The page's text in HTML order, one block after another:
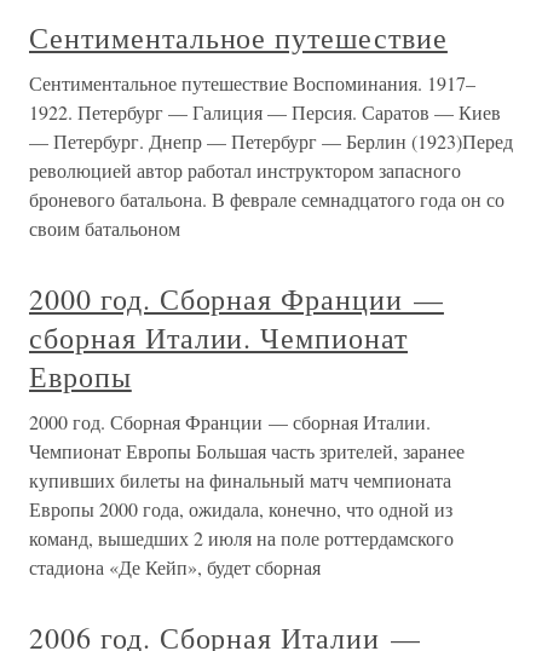
Сентиментальное путешествие
Сентиментальное путешествие Воспоминания. 1917–
1922. Петербург — Галиция — Персия. Саратов — Киев
— Петербург. Днепр — Петербург — Берлин (1923)Перед
революцией автор работал инструктором запасного
броневого батальона. В феврале семнадцатого года он со
своим батальоном
2000 год. Сборная Франции —
сборная Италии. Чемпионат
Европы
2000 год. Сборная Франции — сборная Италии.
Чемпионат Европы Большая часть зрителей, заранее
купивших билеты на финальный матч чемпионата
Европы 2000 года, ожидала, конечно, что одной из
команд, вышедших 2 июля на поле роттердамского
стадиона «Де Кейп», будет сборная
2006 год. Сборная Италии —